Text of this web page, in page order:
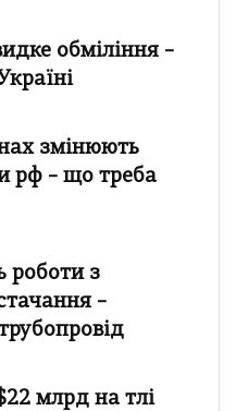
обміління –
змінюють
рф – що треба
роботи з
–
млрд на тлі